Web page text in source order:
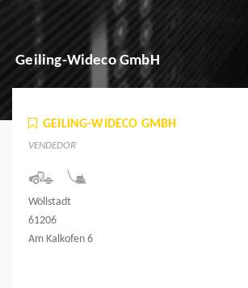
Geiling-Wideco GmbH
GEILING-WIDECO GMBH
VENDEDOR
Wöllstadt
61206
Am Kalkofen 6